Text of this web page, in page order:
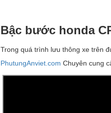
Bậc bước honda
Trong quá trình lưu thông xe trên
PhutungAnviet.com Chuyên cung